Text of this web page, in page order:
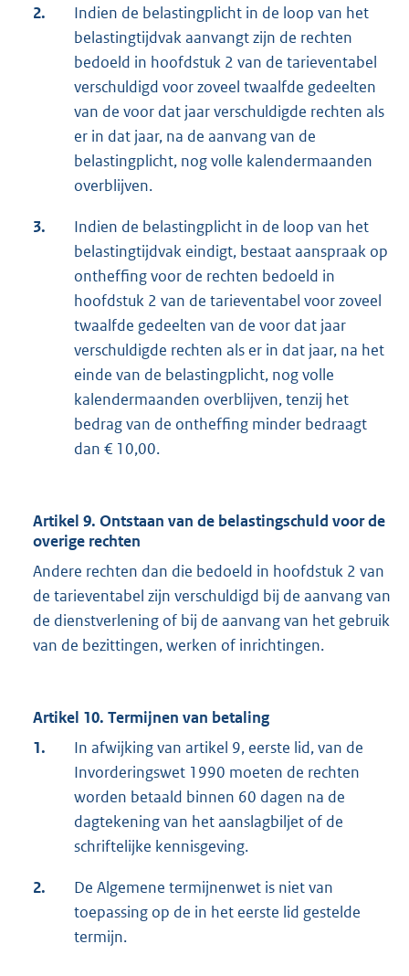
2.
Indien de belastingplicht in de loop van het
belastingtijdvak aanvangt zijn de rechten
bedoeld in hoofdstuk 2 van de tarieventabel
verschuldigd voor zoveel twaalfde gedeelten
van de voor dat jaar verschuldigde rechten als
er in dat jaar, na de aanvang van de
belastingplicht, nog volle kalendermaanden
overblijven.
3.
Indien de belastingplicht in de loop van het
belastingtijdvak eindigt, bestaat aanspraak op
ontheffing voor de rechten bedoeld in
hoofdstuk 2 van de tarieventabel voor zoveel
twaalfde gedeelten van de voor dat jaar
verschuldigde rechten als er in dat jaar, na het
einde van de belastingplicht, nog volle
kalendermaanden overblijven, tenzij het
bedrag van de ontheffing minder bedraagt
dan € 10,00.
Artikel 9. Ontstaan van de belastingschuld voor de
overige rechten
Andere rechten dan die bedoeld in hoofdstuk 2 van
de tarieventabel zijn verschuldigd bij de aanvang van
de dienstverlening of bij de aanvang van het gebruik
van de bezittingen, werken of inrichtingen.
Artikel 10. Termijnen van betaling
1.
In afwijking van artikel 9, eerste lid, van de
Invorderingswet 1990 moeten de rechten
worden betaald binnen 60 dagen na de
dagtekening van het aanslagbiljet of de
schriftelijke kennisgeving.
2.
De Algemene termijnenwet is niet van
toepassing op de in het eerste lid gestelde
termijn.